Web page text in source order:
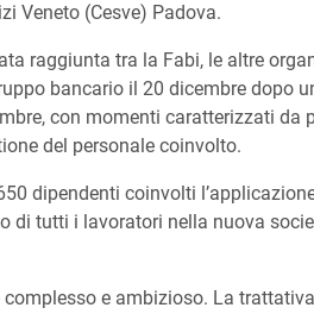
Veneto (Cesve) Padova.
raggiunta tra la Fabi, le altre
bancario il 20 dicembre dopo
con momenti caratterizzati da
del personale coinvolto.
dipendenti coinvolti
di tutti i lavoratori nella nuova
e ambizioso. La